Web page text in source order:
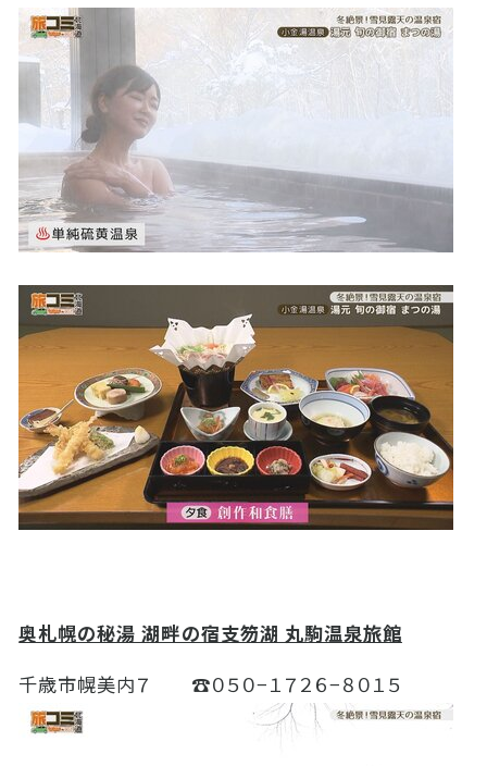
奥札幌の秘湯 湖畔の宿支笏湖 丸駒温泉旅館
千歳市幌美内７ ☎０５０−１７２６−８０１５